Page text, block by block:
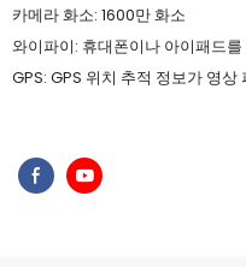
카메라 화소: 1600만 화소
와이파이: 휴대폰이나 아이패드
GPS: GPS 위치 추적 정보가 영